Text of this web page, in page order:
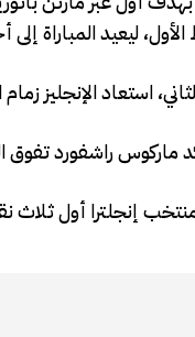
ليعيد المباراة إلى
استعاد الإنجليز زمام
إنجلترا أول ثلاث